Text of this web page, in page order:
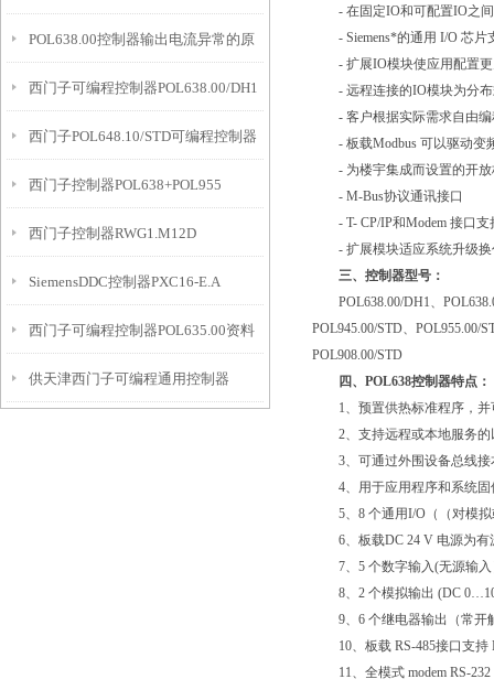
物内机电设备的监视和控制
POL638.00控制器输出电流异常的原
因
西门子可编程控制器POL638.00/DH1
西门子POL648.10/STD可编程控制器
西门子控制器POL638+POL955
西门子控制器RWG1.M12D
SiemensDDC控制器PXC16-E.A
西门子可编程控制器POL635.00资料
供天津西门子可编程通用控制器
- 在固定IO和可配置IO之间
- Siemens*的通用 I/O 芯片
- 扩展IO模块使应用配置更
- 远程连接的IO模块为分布
- 客户根据实际需求自由编
- 板载Modbus 可以驱动变
- 为楼宇集成而设置的开放
- M-Bus协议通讯接口
- T- CP/IP和Modem 接口支
- 扩展模块适应系统升级换
三、控制器型号：
POL638.00/DH1、
POL945.00/STD、POL955.00/
POL908.00/STD
四、POL638控制器特点：
1、预置供热标准程序，并
2、支持远程或本地服务的
3、可通过外围设备总线接
4、用于应用程序和系统固
5、8 个通用I/O（（对模拟
6、板载DC 24 V 电源为有
7、5 个数字输入(无源输入
8、2 个模拟输出 (DC
9、6 个继电器输出（常开
10、板载 RS-485接口支持
11、全模式 modem RS-232